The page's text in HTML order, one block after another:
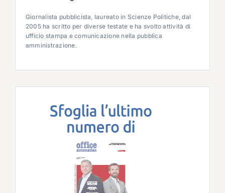
Giornalista pubblicista, laureato in Scienze Politiche, dal
2005 ha scritto per diverse testate e ha svolto attività di
ufficio stampa e comunicazione nella pubblica
amministrazione.